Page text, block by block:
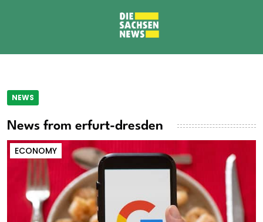
NEWS
News from erfurt-dresden
ECONOMY